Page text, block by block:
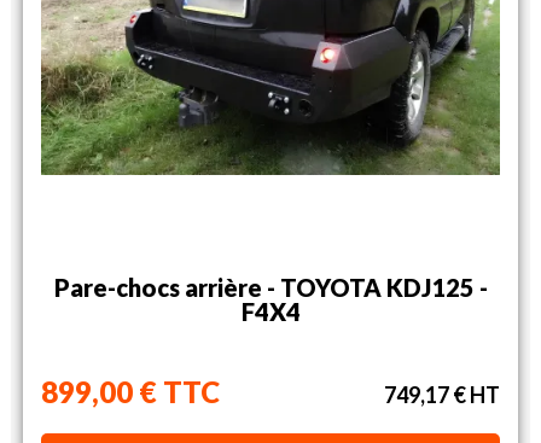
Pare-chocs arrière - TOYOTA KDJ125 -
F4X4
899,00 € TTC 749,17 € HT